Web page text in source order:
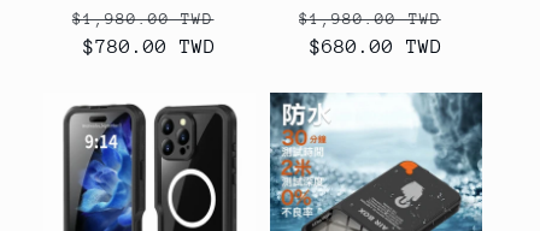
定
價
$1,980.00 TWD
$780.00 TWD
定
價
$1,980.00 TWD
$680.00 TWD